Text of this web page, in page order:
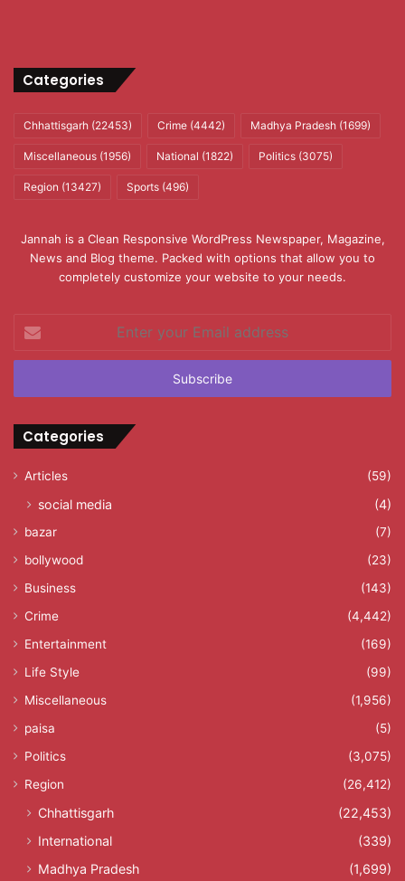
Categories
Chhattisgarh (22453) Crime (4442) Madhya Pradesh (1699)
Miscellaneous (1956) National (1822) Politics (3075)
Region (13427) Sports (496)
Jannah is a Clean Responsive WordPress Newspaper, Magazine,
News and Blog theme. Packed with options that allow you to
completely customize your website to your needs.
your
Email
Categories
Articles (59)
social media (4)
bazar
(7)
bollywood
(23)
Business
(143)
Crime
(4,442)
Entertainment
(169)
Life Style
(99)
Miscellaneous
(1,956)
paisa
(5)
Politics
(3,075)
Region
(26,412)
Chhattisgarh
(22,453)
International
(339)
Madhya Pradesh
(1,699)